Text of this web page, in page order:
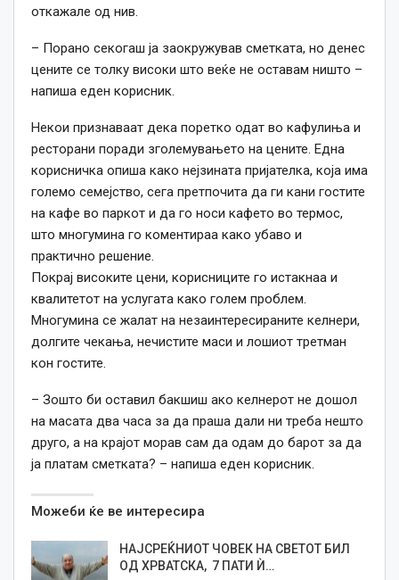
откажале од нив.
– Порано секогаш ја заокружував сметката, но денес
цените се толку високи што веќе не оставам ништо –
напиша еден корисник.
Некои признаваат дека поретко одат во кафулиња и
ресторани поради зголемувањето на цените. Една
корисничка опиша како нејзината пријателка, која има
големо семејство, сега претпочита да ги кани гостите
на кафе во паркот и да го носи кафето во термос,
што многумина го коментираа како убаво и
практично решение.
Покрај високите цени, корисниците го истакнаа и
квалитетот на услугата како голем проблем.
Многумина се жалат на незаинтересираните келнери,
долгите чекања, нечистите маси и лошиот третман
кон гостите.
– Зошто би оставил бакшиш ако келнерот не дошол
на масата два часа за да праша дали ни треба нешто
друго, а на крајот морав сам да одам до барот за да
ја платам сметката? – напиша еден корисник.
Можеби ќе ве интересира
НАЈСРЕЌНИОТ ЧОВЕК НА СВЕТОТ БИЛ
ОД ХРВАТСКА, 7 ПАТИ Ѝ…